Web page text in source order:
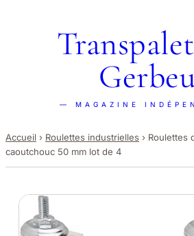
— MAGAZINE
Accueil › Roulettes industrielles › Roulettes
caoutchouc 50 mm lot de 4